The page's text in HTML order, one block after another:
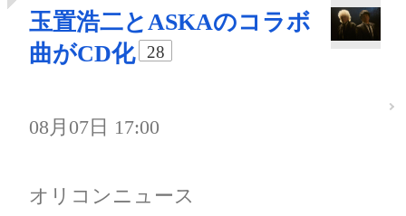
玉置浩二とASKAのコラボ
曲がCD化
28
08月07日 17:00
オリコンニュース